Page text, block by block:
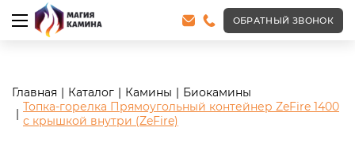
<meta name="robots" content="noindex, follow"/>
ОБРАТНЫЙ ЗВОНОК
Главная Каталог Камины
Биокамины
Топка-горелка Прямоугольный контейнер ZeFire 1400
с крышкой внутри (ZeFire)